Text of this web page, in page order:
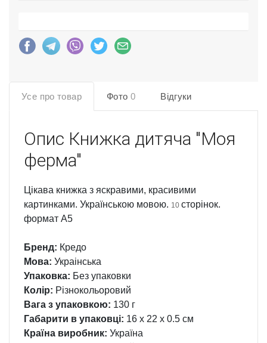
Усе про товар Фото 0 Відгуки
Опис Книжка дитяча "Моя
ферма"
Цікава книжка з яскравими, красивими
картинками. Українською мовою. 10 сторінок.
формат А5
Бренд: Кредо
Мова: Украінська
Упаковка: Без упаковки
Колір: Різнокольоровий
Вага з упаковкою: 130 г
Габарити в упаковці: 16 x 22 x 0.5 см
Країна виробник: Україна